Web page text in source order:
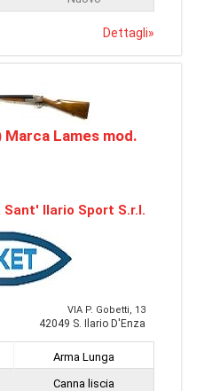
Dettagli»
Lames mod.
Sant' Ilario Sport S.r.l.
VIA P. Gobetti, 13
42049 S. Ilario D'Enza
Arma Lunga
Canna liscia